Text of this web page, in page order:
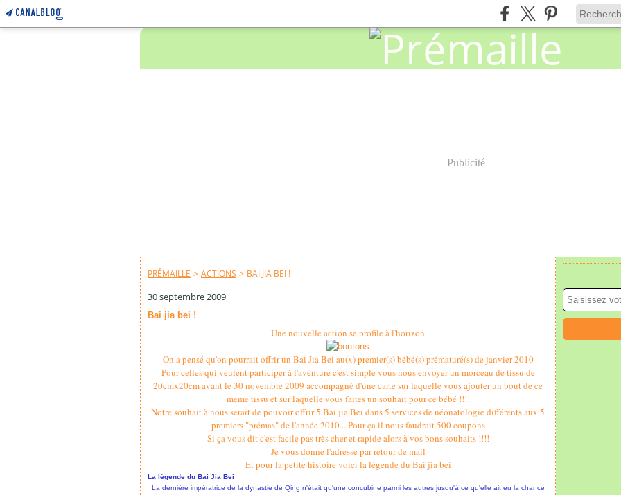
Publicité
PRÉMAILLE > ACTIONS > BAI JIA BEI !
30 septembre 2009
Bai jia bei !
Une nouvelle action se profile à l'horizon
On a pensé qu'on pourrait offrir un Bai Jia Bei au(x) premier(s) bébé(s) prématuré(s) de janvier 2010
Pour celles qui veulent participer à l'aventure c'est simple vous nous envoyer un morceau de tissu de
20cmx20cm avant le 30 novembre 2009 accompagné d'une carte sur laquelle vous ajouter un bout de ce
meme tissu et sur laquelle vous faites un souhait pour ce bébé !!!!
Notre souhait à nous serait de pouvoir offrir 5 Bai jia Bei dans 5 services de néonatologie différents aux 5
premiers "prémas" de l'année 2010... Pour ça il nous faudrait 500 coupons
Si ça vous dit c'est facile pas très cher et rapide alors à vos bons souhaits !!!!
Je vous donne l'adresse par retour de mail
Et pour la petite histoire voici la légende du Bai jia bei
La légende du Bai Jia Bei
La dernière impératrice de la dynastie de Qing n'était qu'une concubine parmi les autres jusqu'à ce qu'elle ait eu la chance